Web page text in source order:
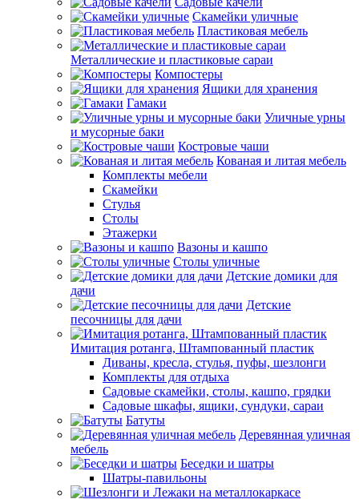
Скамейки уличные
Пластиковая мебель
Металлические и пластиковые сараи
Компостеры
Ящики для хранения
Гамаки
Уличные урны
и мусорные баки
Костровые чаши
Кованая и литая мебель
Комплекты мебели
Скамейки
Стулья
Столы
Этажерки
Вазоны и кашпо
Столы уличные
Детские домики для
дачи
Детские
песочницы для дачи
Имитация ротанга, Штампованный пластик
Диваны, кресла, стулья, пуфы, шезлонги
Комплекты для отдыха
Садовые скамейки, столы, кашпо, грядки
Садовые шкафы, ящики, сундуки, сараи
Батуты
Деревянная уличная
мебель
Беседки и шатры
Шатры-павильоны